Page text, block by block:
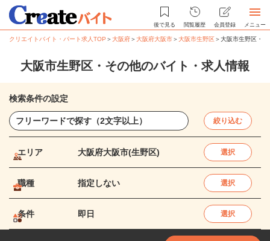
後で見る 閲覧履歴 会員登録 メニュー
クリエイトバイト・パート求人TOP ＞大阪府＞大阪府大阪市＞大阪市生野区＞大阪市生野区・
大阪市生野区・その他のバイト・求人情報
検索条件の設定
絞り込む
エリア 大阪府大阪市(生野区) 選択
職種 指定しない 選択
条件 即日 選択